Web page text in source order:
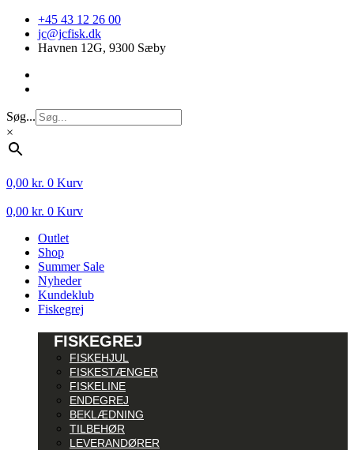
Videre
indhold
+45 43 12 26 00
jc@jcfisk.dk
Havnen 12G, 9300 Sæby
Søg...
×
0,00 kr. 0 Kurv
0,00 kr. 0 Kurv
Outlet
Shop
Summer Sale
Nyheder
Kundeklub
Fiskegrej
FISKEGREJ
FISKEHJUL
FISKESTÆNGER
FISKELINE
ENDEGREJ
BEKLÆDNING
TILBEHØR
LEVERANDØRER